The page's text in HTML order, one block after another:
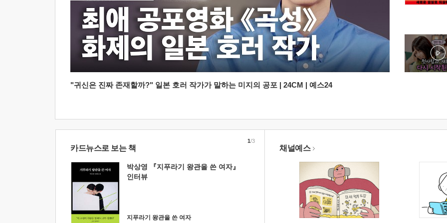
"귀신은 진짜 존재할까?" 일본 호러 작가가 말하는 미지의 공포 | 24CM | 예스24
카드뉴스로 보는 책
박상영 『지푸라기 왕관을 쓴 여자』
인터뷰
지푸라기 왕관을 쓴 여자
1/3
채널예스